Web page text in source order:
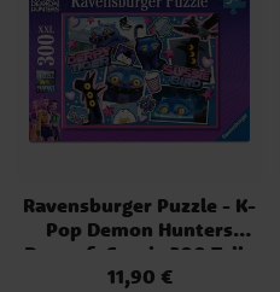
Ravensburger Puzzle - K-
Pop Demon Hunters
Derpy & Sussie 300 Teile
Preis:11,90 €
11,90 €